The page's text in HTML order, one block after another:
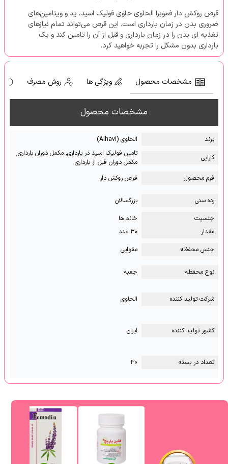
قرص روکش دار فموبرا الحاوی حاوی فولیک اسید، ید و ویتامین‌های
ضروری بدن در زمان بارداری است. این قرص می‌تواند تمام نیازهای
تغذیه ای بدن را در زمان بارداری و قبل از آن را تامین کند و یک
بارداری بدون مشکل را تجربه خواهید کرد.
مشخصات محصول ویژگی ها روش مصرف
مشخصات محصول
برند
الحاوی (Alhavi)
کارایی
تامین فولیک اسید در بارداری, مکمل دوران بارداری,
مکمل دوران قبل از بارداری
فرم محصول
قرص روکش دار
رده سنی
بزرگسالان
جنسیت
خانم ها
مقدار
۳۰ عدد
جنس محفظه
مقوایی
نوع محفظه جعبه
شرکت تولید کننده الحاوی
کشور تولید کننده ایران
تعداد در بسته ۳۰